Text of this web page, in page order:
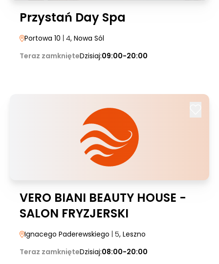
Przystań Day Spa
Portowa 10 | 4, Nowa Sól
Teraz zamknięteDzisiaj:09:00-20:00
VERO BIANI BEAUTY HOUSE -
SALON FRYZJERSKI
Ignacego Paderewskiego | 5, Leszno
Teraz zamknięteDzisiaj:08:00-20:00